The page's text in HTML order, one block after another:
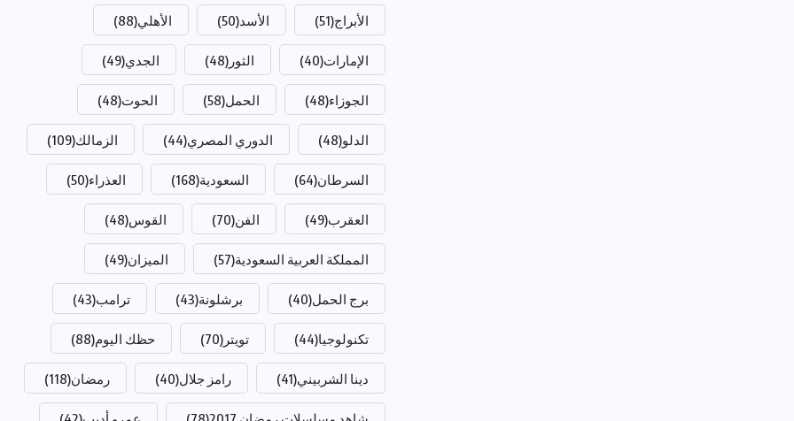
الأبراج(51) الأسد(50) الأهلي(88)
الإمارات(40) الثور (48) الجدي(49)
الجوزاء(48) الحمل(58) الحوت(48)
الدلو(48) الدوري المصري(44) الزمالك(109)
السرطان(64) السعودية(168) العذراء(50)
العقرب(49) الفن(70) القوس(48)
المملكة العربية السعودية(57) الميزان(49)
برج الحمل(40) برشلونة(43) ترامب(43)
تكنولوجيا(44) تويتر (70) حظك اليوم(88)
دينا الشربيني(41) رامز جلال(40) رمضان(118)